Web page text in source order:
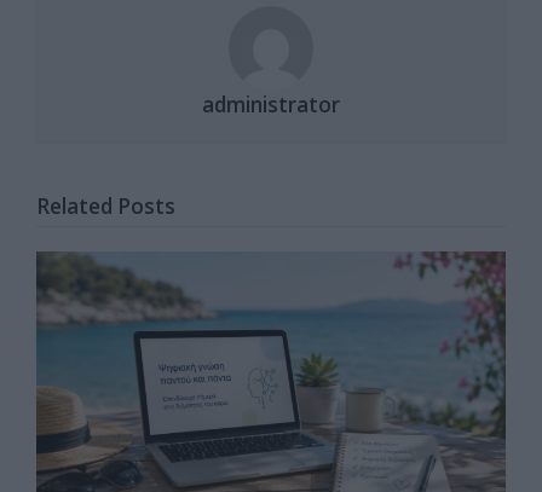
administrator
Related Posts